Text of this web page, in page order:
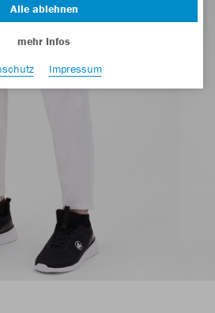
Alle ablehnen
mehr Infos
Impressum